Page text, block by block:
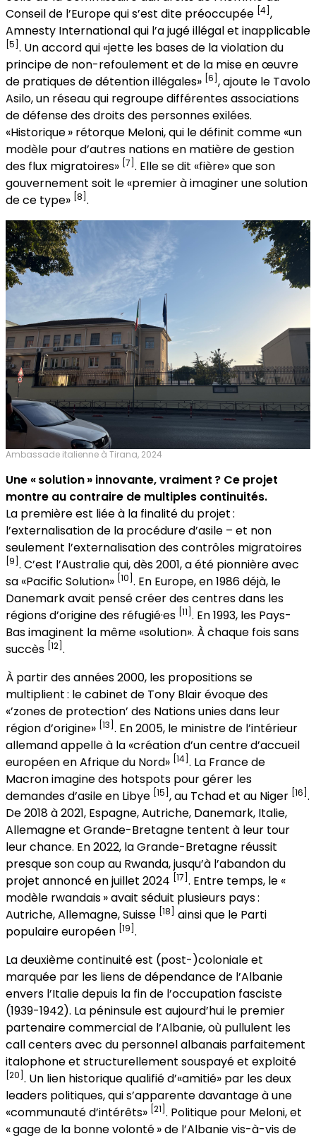
Conseil de l’Europe qui s’est dite préoccupée [4] ,
Amnesty International qui l’a jugé illégal et inapplicable
[5] . Un accord qui «jette les bases de la violation du
principe de non-refoulement et de la mise en œuvre
de pratiques de détention illégales» [6] , ajoute le Tavolo
Asilo, un réseau qui regroupe différentes associations
de défense des droits des personnes exilées.
«Historique » rétorque Meloni, qui le définit comme «un
modèle pour d’autres nations en matière de gestion
des flux migratoires» [7] . Elle se dit «fière» que son
gouvernement soit le «premier à imaginer une solution
de ce type» [8] .
Ambassade italienne à Tirana, 2024
Une « solution » innovante, vraiment ? Ce projet
montre au contraire de multiples continuités.
La première est liée à la finalité du projet :
l’externalisation de la procédure d’asile – et non
seulement l’externalisation des contrôles migratoires
[9] . C’est l’Australie qui, dès 2001, a été pionnière avec
sa «Pacific Solution» [10] . En Europe, en 1986 déjà, le
Danemark avait pensé créer des centres dans les
régions d’origine des réfugié·es [11] . En 1993, les Pays-
Bas imaginent la même «solution». À chaque fois sans
succès [12] .
À partir des années 2000, les propositions se
multiplient : le cabinet de Tony Blair évoque des
«’zones de protection’ des Nations unies dans leur
région d’origine» [13] . En 2005, le ministre de l’intérieur
allemand appelle à la «création d’un centre d’accueil
européen en Afrique du Nord» [14] . La France de
Macron imagine des hotspots pour gérer les
demandes d’asile en Libye [15] , au Tchad et au Niger [16] .
De 2018 à 2021, Espagne, Autriche, Danemark, Italie,
Allemagne et Grande-Bretagne tentent à leur tour
leur chance. En 2022, la Grande-Bretagne réussit
presque son coup au Rwanda, jusqu’à l’abandon du
projet annoncé en juillet 2024 [17] . Entre temps, le «
modèle rwandais » avait séduit plusieurs pays :
Autriche, Allemagne, Suisse [18]
ainsi que le Parti
populaire européen [19] .
La deuxième continuité est (post-)coloniale et
marquée par les liens de dépendance de l’Albanie
envers l’Italie depuis la fin de l’occupation fasciste
(1939-1942). La péninsule est aujourd’hui le premier
partenaire commercial de l’Albanie, où pullulent les
call centers avec du personnel albanais parfaitement
italophone et structurellement souspayé et exploité
[20] . Un lien historique qualifié d’«amitié» par les deux
leaders politiques, qui s’apparente davantage à une
«communauté d’intérêts» [21] . Politique pour Meloni, et
« gage de la bonne volonté » de l’Albanie vis-à-vis de